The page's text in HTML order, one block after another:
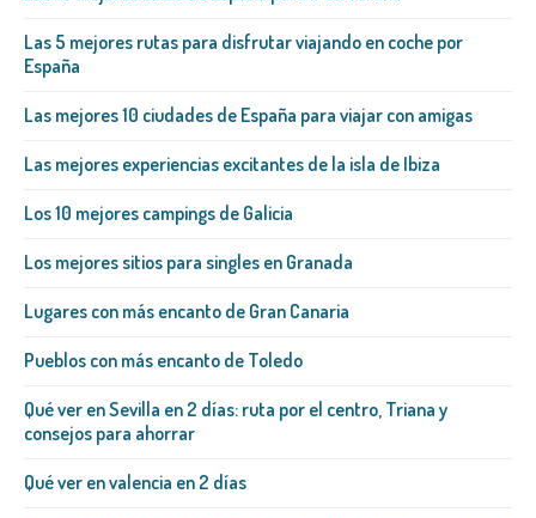
Las 5 mejores rutas para disfrutar viajando en coche por
España
Las mejores 10 ciudades de España para viajar con amigas
Las mejores experiencias excitantes de la isla de Ibiza
Los 10 mejores campings de Galicia
Los mejores sitios para singles en Granada
Lugares con más encanto de Gran Canaria
Pueblos con más encanto de Toledo
Qué ver en Sevilla en 2 días: ruta por el centro, Triana y
consejos para ahorrar
Qué ver en valencia en 2 días